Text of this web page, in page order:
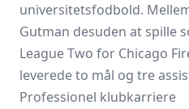
universitetsfodbold.
Gutman desuden at spille
League Two for Chicago
leverede to mål og tre
Professionel klubkarriere